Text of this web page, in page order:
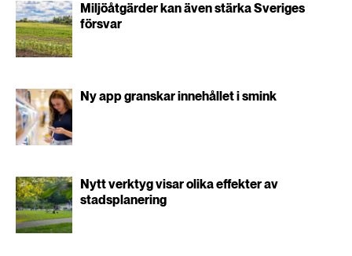
Miljöåtgärder kan även stärka Sveriges
försvar
Ny app granskar innehållet i smink
Nytt verktyg visar olika effekter av
stadsplanering